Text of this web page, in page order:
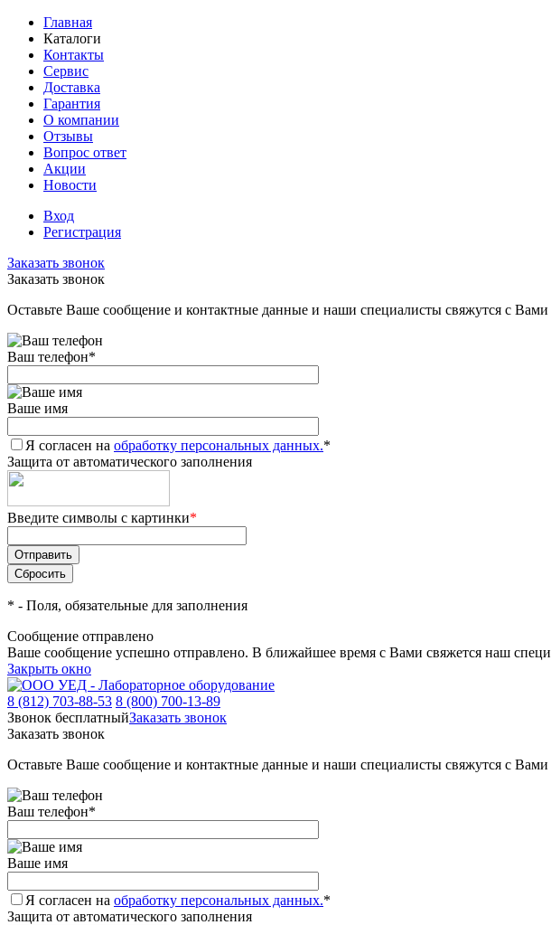
Главная
Каталоги
Контакты
Сервис
Доставка
Гарантия
О компании
Отзывы
Вопрос ответ
Акции
Новости
Вход
Регистрация
Заказать звонок
Заказать звонок
Оставьте Ваше сообщение и контактные данные и наши специалисты свяжутся с
Ваш телефон*
Ваше имя
Я согласен на обработку персональных данных.*
Защита от автоматического заполнения
Введите символы с картинки*
* - Поля, обязательные для заполнения
Сообщение отправлено
Ваше сообщение успешно отправлено. В ближайшее время с Вами свяжется наш
Закрыть окно
8 (812) 703-88-53 8 (800) 700-13-89
Звонок бесплатныйЗаказать звонок
Заказать звонок
Оставьте Ваше сообщение и контактные данные и наши специалисты свяжутся с
Ваш телефон*
Ваше имя
Я согласен на обработку персональных данных.*
Защита от автоматического заполнения